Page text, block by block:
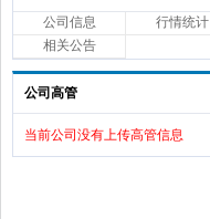
公司信息
行情统计
相关公告
公司高管
当前公司没有上传高管信息